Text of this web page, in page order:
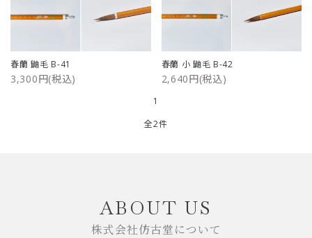
プライバシーポリシー
春蘭 鼬毛 B-41
3,300円(税込)
春蘭 小 鼬毛 B-42
2,640円(税込)
1
全2件
ABOUT US
株式会社仿古堂について